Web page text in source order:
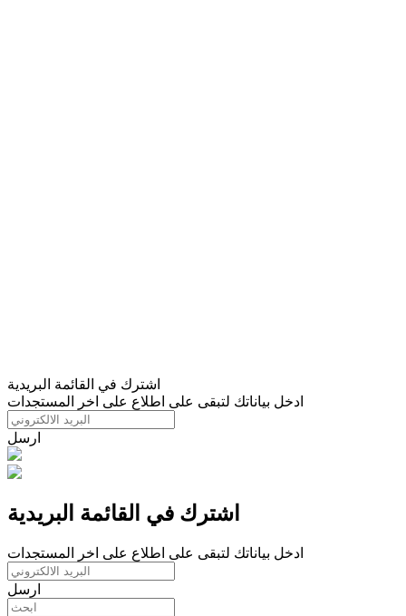
اشترك في القائمة البريدية
ادخل بياناتك لتبقى على اطلاع على اخر المستجدات
ارسل
اشترك في القائمة البريدية
ادخل بياناتك لتبقى على اطلاع على اخر المستجدات
ارسل